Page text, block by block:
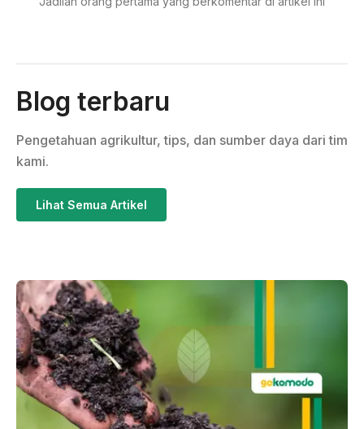
Blog terbaru
Pengetahuan agrikultur, tips, dan sumber daya dari tim
kami.
Lihat Semua Artikel